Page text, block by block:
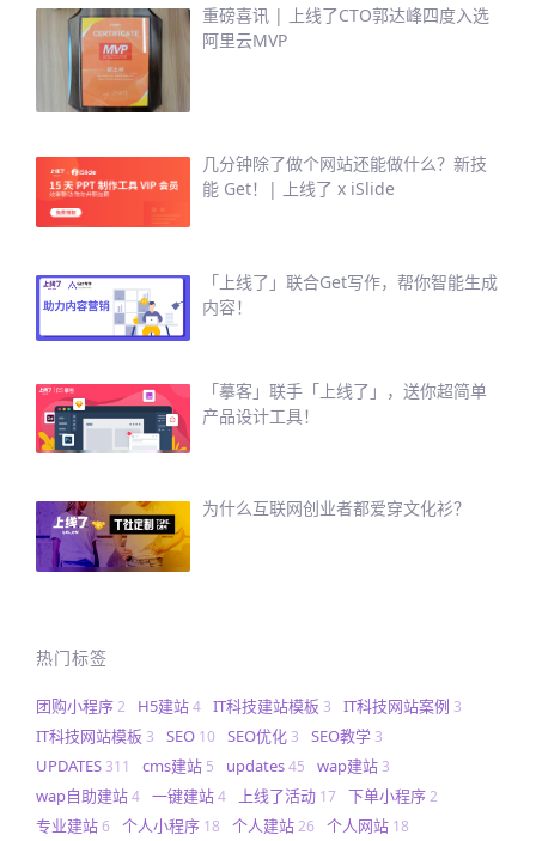
重磅喜讯 | 上线了CTO郭达峰四度入选
阿里云MVP
几分钟除了做个网站还能做什么？新技
能 Get！| 上线了 x iSlide
「上线了」联合Get写作，帮你智能生成
内容！
「摹客」联手「上线了」，送你超简单
产品设计工具！
为什么互联网创业者都爱穿文化衫？
热门标签
团购小程序2 H5建站4 IT科技建站模板 3 IT科技网站案例 3
IT科技网站模板 3 SEO 10 SEO优化 3 SEO教学 3
UPDATES 311 cms建站 5 updates45 wap建站 3
wap自助建站4 一键建站4 上线了活动 17 下单小程序2
专业建站6 个人小程序 18 个人建站26 个人网站 18